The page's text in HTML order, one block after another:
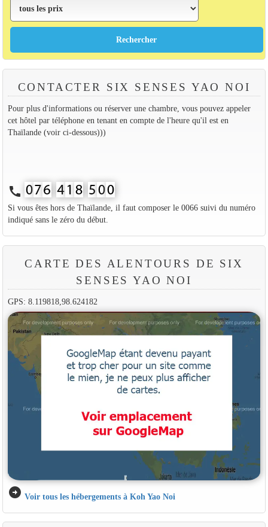
CONTACTER SIX SENSES YAO NOI
Pour plus d'informations ou réserver une chambre, vous pouvez appeler
cet hôtel par téléphone en tenant en compte de l'heure qu'il est en
Thaïlande (voir ci-dessous)))
call
Si vous êtes hors de Thaïlande, il faut composer le 0066 suivi du numéro
indiqué sans le zéro du début.
CARTE DES ALENTOURS DE SIX
SENSES YAO NOI
GPS: 8.119818,98.624182
arrow_circle_right Voir tous les hébergements à Koh Yao Noi